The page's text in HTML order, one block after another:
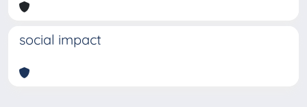
social impact